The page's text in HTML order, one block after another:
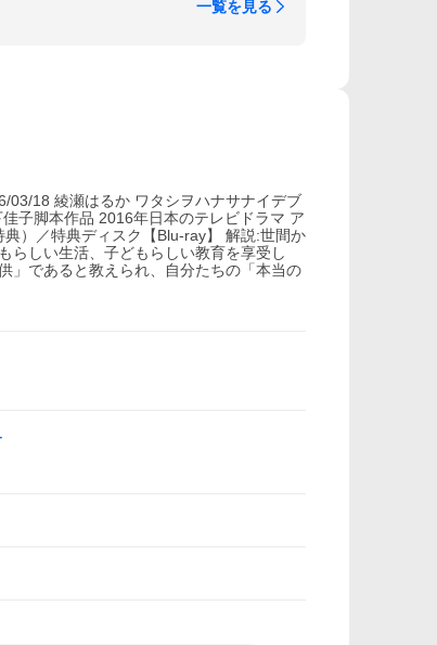
一覧を見る
03/18 綾瀬はるか ワタシヲハナサナイデブ
子脚本作品 2016年日本のテレビドラマ ア
）／特典ディスク【Blu-ray】 解説:世間か
らしい生活、子どもらしい教育を享受し
」であると教えられ、自分たちの「本当の